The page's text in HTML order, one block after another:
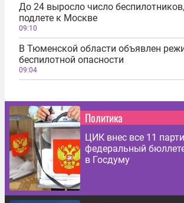
До 24 выросло число
подлете к Москве
09:10
В Тюменской области объявлен
беспилотной опасности
09:04
Политика
ЦИК внес все 11
федеральный
в Госдуму